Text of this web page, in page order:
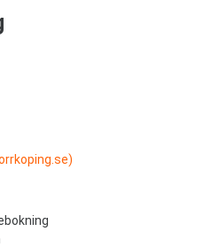
)